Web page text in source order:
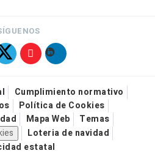
Cumplimiento normativo
Política de Cookies
Mapa Web
Temas
Loteria de navidad
estatal